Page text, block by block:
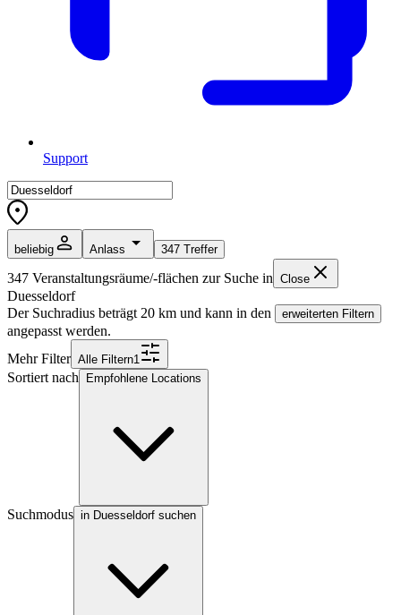
Support
beliebig Anlass 347 Treffer
347 Veranstaltungsräume/-flächen zur Suche in Close
Duesseldorf
Der Suchradius beträgt 20 km und kann in den erweiterten Filtern
angepasst werden.
Mehr Filter Alle Filtern1
Sortiert nach Empfohlene Locations
Suchmodus in Duesseldorf suchen